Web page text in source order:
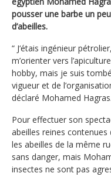
pousser une barbe un
d’abeilles.
“ J‘étais ingénieur
m’orienter vers
hobby, mais je suis
vigueur et de
déclaré Mohamed Hagras.
Pour effectuer son
abeilles reines
les abeilles de la même
sans danger, mais
insectes ne sont pas